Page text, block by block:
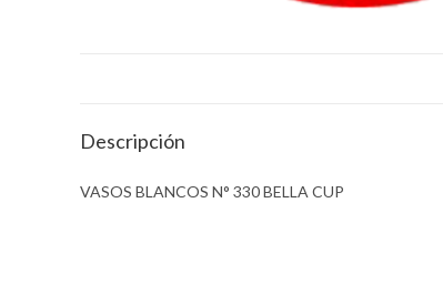
Descripción
VASOS BLANCOS N° 330 BELLA CUP